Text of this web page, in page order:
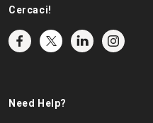
Cercaci!
Need Help?